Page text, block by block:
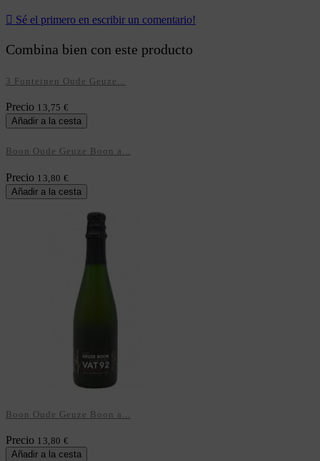
 Sé el primero en escribir un comentario!
Combina bien con este producto
3 Fonteinen Oude Geuze...
Precio 13,75 €
Añadir a la cesta
Boon Oude Geuze Boon a...
Precio 13,80 €
Añadir a la cesta
Boon Oude Geuze Boon a...
Precio 13,80 €
Añadir a la cesta